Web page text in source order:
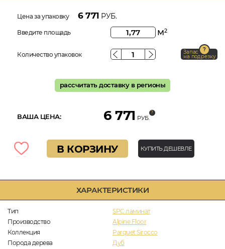
ХАРАКТЕРИСТИКИ
Тип
SPC ламинат
Производство
Alpine Floor
Коллекция
Parquet Sirocco
Порода дерева
Дуб
Цена за упаковку 6 771 РУБ.
Введите площадь м2
Количество упаковок Запас
на подрезку
рассчитать доставку в регионы
ВАША ЦЕНА: 6 771 РУБ.
В КОРЗИНУ КУПИТЬ ДЕШЕВЛЕ